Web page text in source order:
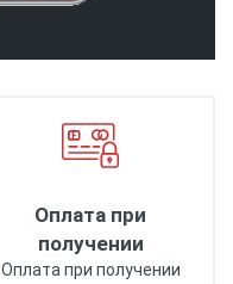
Оплата при
получении
Оплата при получении